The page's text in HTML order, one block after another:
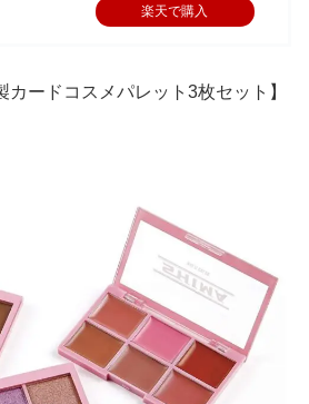
楽天で購入
ードコスメパレット3枚セット】